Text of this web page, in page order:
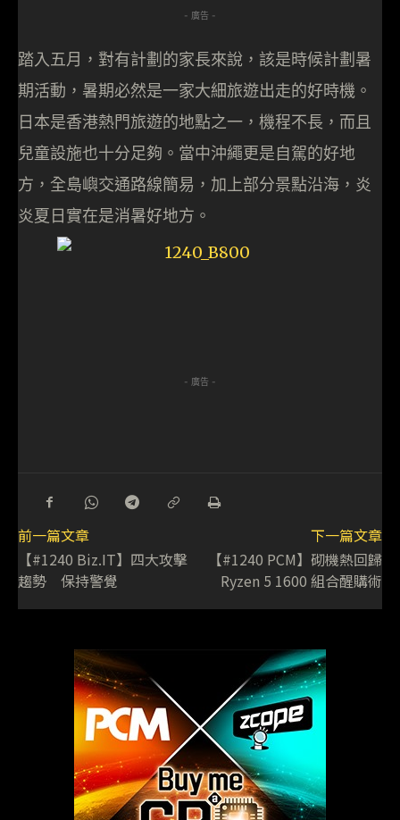
- 廣告 -
踏入五月，對有計劃的家長來說，該是時候計劃暑
期活動，暑期必然是一家大細旅遊出走的好時機。
日本是香港熱門旅遊的地點之一，機程不長，而且
兒童設施也十分足夠。當中沖繩更是自駕的好地
方，全島嶼交通路線簡易，加上部分景點沿海，炎
炎夏日實在是消暑好地方。
- 廣告 -
前一篇文章
【#1240 Biz.IT】四大攻擊
趨勢 保持警覺
下一篇文章
【#1240 PCM】砌機熱回歸
Ryzen 5 1600 組合醒購術